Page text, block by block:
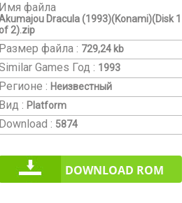
Имя файла
Dracula (1993)(Konami)(Disk 1
of 2).zip
Размер файла : 729,24 kb
Games Год : 1993
Регионе : Неизвестный
Вид : Platform
Download : 5874
DOWNLOAD ROM